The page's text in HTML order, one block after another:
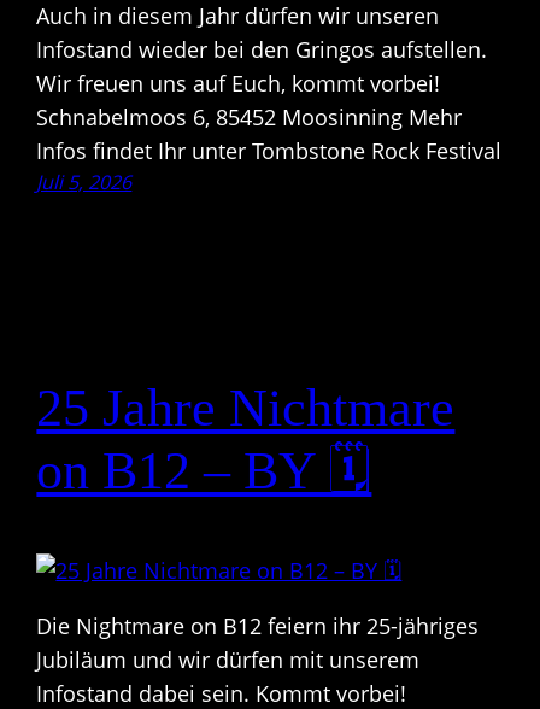
Auch in diesem Jahr dürfen wir unseren
Infostand wieder bei den Gringos aufstellen.
Wir freuen uns auf Euch, kommt vorbei!
Schnabelmoos 6, 85452 Moosinning Mehr
Infos findet Ihr unter Tombstone Rock Festival
Juli 5, 2026
25 Jahre Nichtmare
on B12 – BY 🗓
Die Nightmare on B12 feiern ihr 25-jähriges
Jubiläum und wir dürfen mit unserem
Infostand dabei sein. Kommt vorbei!